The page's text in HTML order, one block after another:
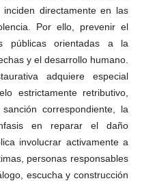
directamente en las
Por ello, prevenir el
públicas orientadas a la
y el desarrollo humano.
adquiere especial
estrictamente retributivo,
correspondiente, la
en reparar el daño
involucrar activamente a
personas responsables
escucha y construcción